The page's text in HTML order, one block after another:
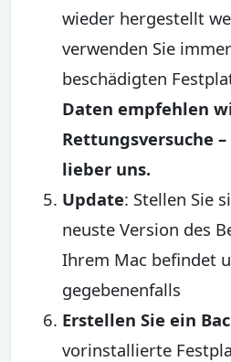
wieder hergestellt
verwenden Sie
beschädigten
Daten empfehlen
Rettungsversuche
lieber uns.
Update: Stellen Sie
neuste Version des
Ihrem Mac befindet
gegebenenfalls
Erstellen Sie ein
vorinstallierte